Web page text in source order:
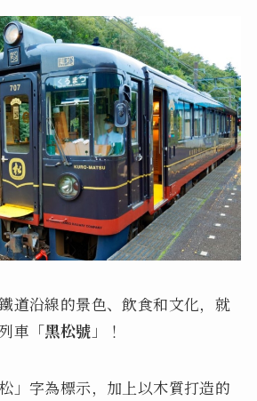
道沿線的景色、飲食和文化，就
車「黑松號 」！
」字為標示，加上以木質打造的